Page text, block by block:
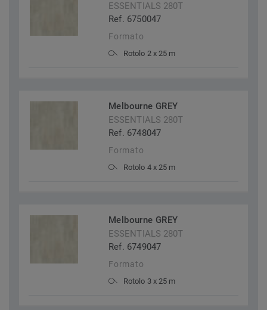
ESSENTIALS 280T
Ref. 6750047
Formato
Rotolo 2 x 25 m
Melbourne GREY
ESSENTIALS 280T
Ref. 6748047
Formato
Rotolo 4 x 25 m
Melbourne GREY
ESSENTIALS 280T
Ref. 6749047
Formato
Rotolo 3 x 25 m